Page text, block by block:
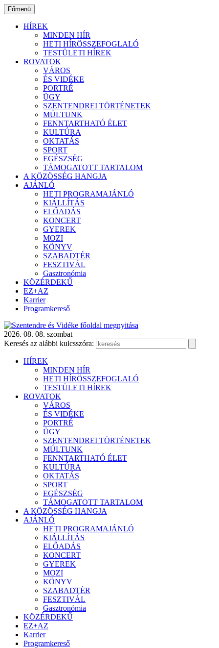
Ugrás
a
tartalomhoz
Főmenü
HÍREK
MINDEN HÍR
HETI HÍRÖSSZEFOGLALÓ
TESTÜLETI HÍREK
ROVATOK
VÁROS
ÉS VIDÉKE
PORTRÉ
ÜGY
SZENTENDREI TÖRTÉNETEK
MÚLTUNK
FENNTARTHATÓ ÉLET
KULTÚRA
OKTATÁS
SPORT
EGÉSZSÉG
TÁMOGATOTT TARTALOM
A KÖZÖSSÉG HANGJA
AJÁNLÓ
HETI PROGRAMAJÁNLÓ
KIÁLLÍTÁS
ELŐADÁS
KONCERT
GYEREK
MOZI
KÖNYV
SZABADTÉR
FESZTIVÁL
Gasztronómia
KÖZÉRDEKŰ
EZ+AZ
Karrier
Programkereső
2026. 08. 08. szombat
Keresés az alábbi kulcsszóra:
HÍREK
MINDEN HÍR
HETI HÍRÖSSZEFOGLALÓ
TESTÜLETI HÍREK
ROVATOK
VÁROS
ÉS VIDÉKE
PORTRÉ
ÜGY
SZENTENDREI TÖRTÉNETEK
MÚLTUNK
FENNTARTHATÓ ÉLET
KULTÚRA
OKTATÁS
SPORT
EGÉSZSÉG
TÁMOGATOTT TARTALOM
A KÖZÖSSÉG HANGJA
AJÁNLÓ
HETI PROGRAMAJÁNLÓ
KIÁLLÍTÁS
ELŐADÁS
KONCERT
GYEREK
MOZI
KÖNYV
SZABADTÉR
FESZTIVÁL
Gasztronómia
KÖZÉRDEKŰ
EZ+AZ
Karrier
Programkereső